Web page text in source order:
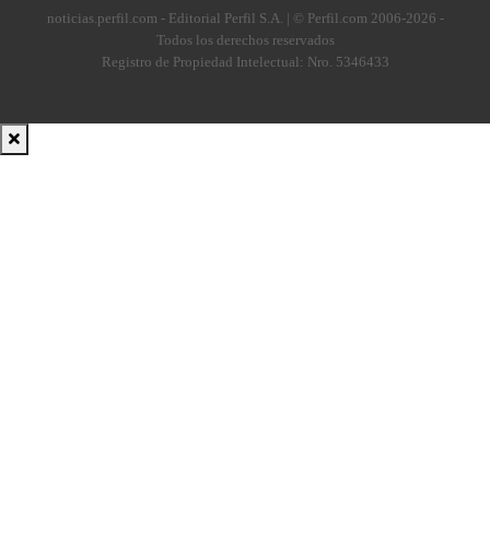
noticias.perfil.com - Editorial Perfil S.A. | © Perfil.com 2006-2026 -
Todos los derechos reservados
Registro de Propiedad Intelectual: Nro. 5346433